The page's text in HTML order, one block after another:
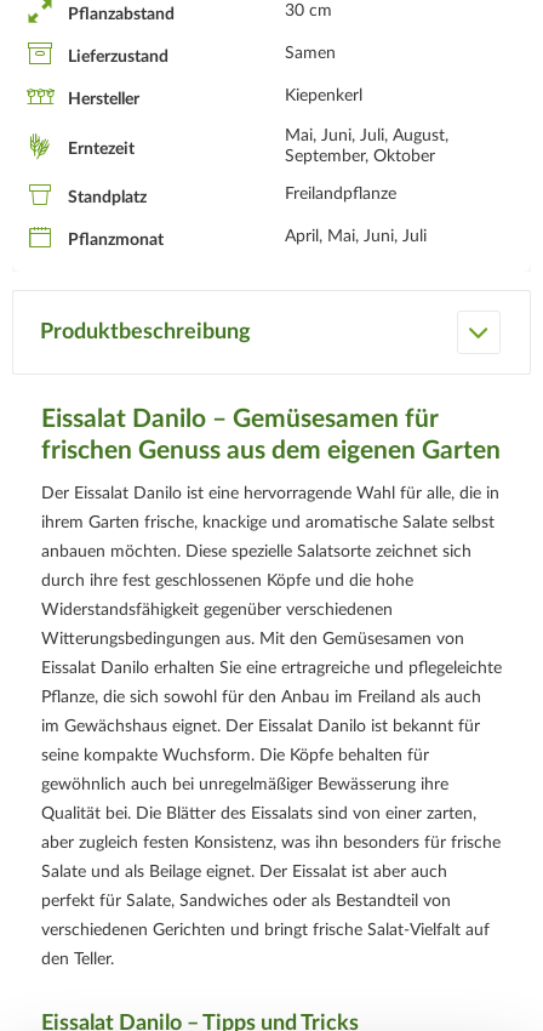
Pflanzabstand 30 cm
Lieferzustand Samen
Hersteller Kiepenkerl
Erntezeit
Mai, Juni, Juli, August,
September, Oktober
Standplatz Freilandpflanze
Pflanzmonat April, Mai, Juni, Juli
Produktbeschreibung
Eissalat Danilo – Gemüsesamen für
frischen Genuss aus dem eigenen Garten
Der Eissalat Danilo ist eine hervorragende Wahl für alle, die in
ihrem Garten frische, knackige und aromatische Salate selbst
anbauen möchten. Diese spezielle Salatsorte zeichnet sich
durch ihre fest geschlossenen Köpfe und die hohe
Widerstandsfähigkeit gegenüber verschiedenen
Witterungsbedingungen aus. Mit den Gemüsesamen von
Eissalat Danilo erhalten Sie eine ertragreiche und pflegeleichte
Pflanze, die sich sowohl für den Anbau im Freiland als auch
im Gewächshaus eignet. Der Eissalat Danilo ist bekannt für
seine kompakte Wuchsform. Die Köpfe behalten für
gewöhnlich auch bei unregelmäßiger Bewässerung ihre
Qualität bei. Die Blätter des Eissalats sind von einer zarten,
aber zugleich festen Konsistenz, was ihn besonders für frische
Salate und als Beilage eignet. Der Eissalat ist aber auch
perfekt für Salate, Sandwiches oder als Bestandteil von
verschiedenen Gerichten und bringt frische Salat-Vielfalt auf
den Teller.
Eissalat Danilo – Tipps und Tricks